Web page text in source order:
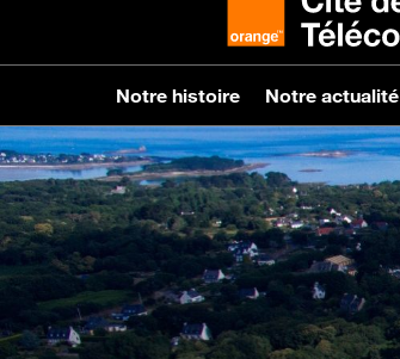
Notre histoire Notre actualité